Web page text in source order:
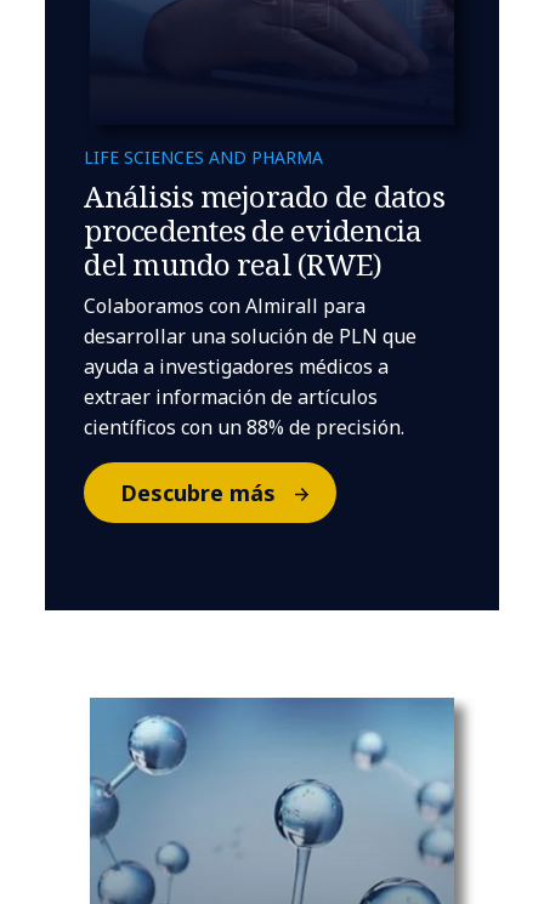
LIFE SCIENCES AND PHARMA
Análisis mejorado de datos
procedentes de evidencia
del mundo real (RWE)
Colaboramos con Almirall para
desarrollar una solución de PLN que
ayuda a investigadores médicos a
extraer información de artículos
científicos con un 88% de precisión.
Descubre más